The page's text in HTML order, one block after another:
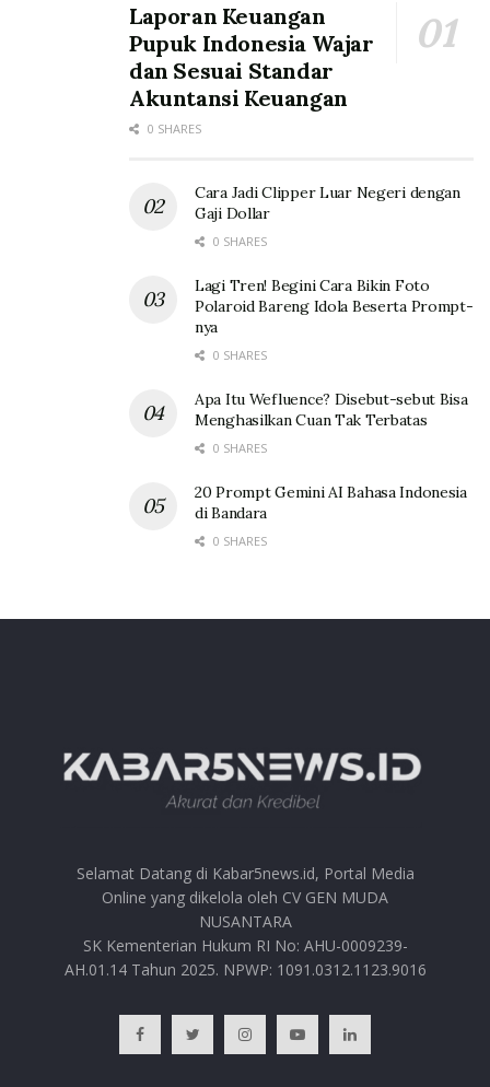
Laporan Keuangan
Pupuk Indonesia Wajar
dan Sesuai Standar
Akuntansi Keuangan
0 SHARES
Cara Jadi Clipper Luar Negeri dengan
Gaji Dollar
0 SHARES
Lagi Tren! Begini Cara Bikin Foto
Polaroid Bareng Idola Beserta Prompt-
nya
0 SHARES
Apa Itu Wefluence? Disebut-sebut Bisa
Menghasilkan Cuan Tak Terbatas
0 SHARES
20 Prompt Gemini AI Bahasa Indonesia
di Bandara
0 SHARES
Selamat Datang di Kabar5news.id, Portal Media
Online yang dikelola oleh CV GEN MUDA
NUSANTARA
SK Kementerian Hukum RI No: AHU-0009239-
AH.01.14 Tahun 2025. NPWP: 1091.0312.1123.9016